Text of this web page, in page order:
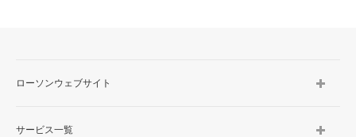
ローソンウェブサイト
サービス一覧